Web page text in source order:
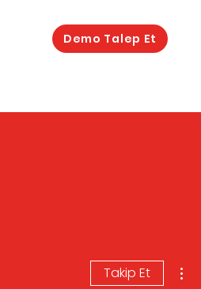
Demo Talep Et
Takip Et